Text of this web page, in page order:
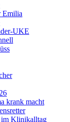
Emilia
UKE
krank macht
Klinikalltag